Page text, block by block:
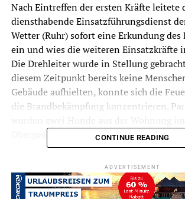
Nach Eintreffen der ersten Kräfte leitete
diensthabende Einsatzführungsdienst
Wetter (Ruhr) sofort eine Erkundung des
ein und wies die weiteren Einsatzkräfte
Die Drehleiter wurde in Stellung
diesem Zeitpunkt bereits keine
Gebäude aufhielten, konnte sich die
die Brandbekämpfung konzentrieren.
Obergeschoss nach draußen geführt.
CONTINUE READING
ADVERTISEMENT